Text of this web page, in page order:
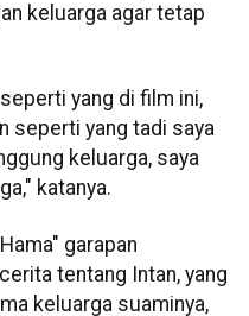
keluarga agar tetap
yang di film ini,
seperti yang tadi saya
keluarga, saya
katanya.
garapan
tentang Intan, yang
keluarga suaminya,